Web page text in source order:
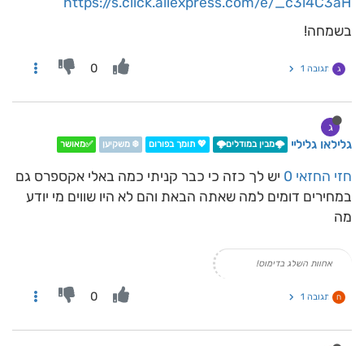
בשמחה!
ג תגובה 1 0
ג
גלילאו גליליי 🌩️מבין במודלים🌩️ 💖 תומך בפורום ❄️ משקיען ✅מאושר
חזי החזאי 0
יש לך כזה כי כבר קניתי כמה באלי אקספרס גם
במחירים דומים למה שאתה הבאת והם לא היו שווים מי יודע
מה
אחוות השלג בדימוס!
ח תגובה 1 0